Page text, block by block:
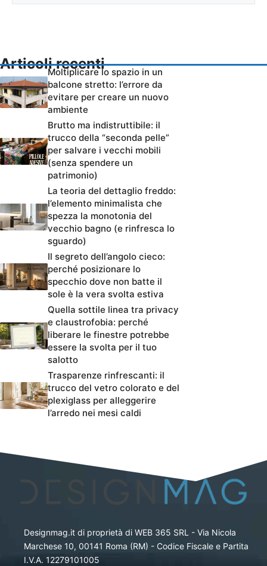
Articoli recenti
Moltiplicare lo spazio in un
balcone stretto: l’errore da
evitare per creare un nuovo
ambiente
Brutto ma indistruttibile: il
trucco della “seconda pelle”
per salvare i vecchi mobili
(senza spendere un
patrimonio)
La teoria del dettaglio freddo:
l’elemento minimalista che
spezza la monotonia del
vecchio bagno (e rinfresca lo
sguardo)
Il segreto dell’angolo cieco:
perché posizionare lo
specchio dove non batte il
sole è la vera svolta estiva
Quella sottile linea tra privacy
e claustrofobia: perché
liberare le finestre potrebbe
essere la svolta per il tuo
salotto
Trasparenze rinfrescanti: il
trucco del vetro colorato e del
plexiglass per alleggerire
l’arredo nei mesi caldi
Designmag.it di proprietà di WEB 365 SRL - Via Nicola
Marchese 10, 00141 Roma (RM) - Codice Fiscale e Partita
I.V.A. 12279101005